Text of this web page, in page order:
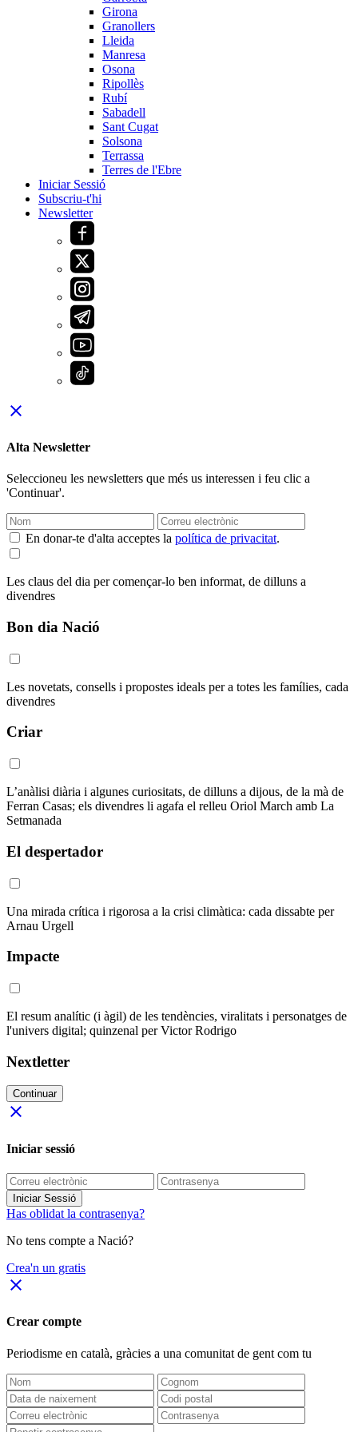
Girona
Granollers
Lleida
Manresa
Osona
Ripollès
Rubí
Sabadell
Sant Cugat
Solsona
Terrassa
Terres de l'Ebre
Iniciar Sessió
Subscriu-t'hi
Newsletter
close
Alta Newsletter
Seleccioneu les newsletters que més us interessen i feu clic a
'Continuar'.
En donar-te d'alta acceptes la política de privacitat.
Les claus del dia per començar-lo ben informat, de dilluns a
divendres
Bon dia Nació
Les novetats, consells i propostes ideals per a totes les famílies, cada
divendres
Criar
L’anàlisi diària i algunes curiositats, de dilluns a dijous, de la mà de
Ferran Casas; els divendres li agafa el relleu Oriol March amb La
Setmanada
El despertador
Una mirada crítica i rigorosa a la crisi climàtica: cada dissabte per
Arnau Urgell
Impacte
El resum analític (i àgil) de les tendències, viralitats i personatges de
l'univers digital; quinzenal per Victor Rodrigo
Nextletter
Continuar
close
Iniciar sessió
Iniciar Sessió
Has oblidat la contrasenya?
No tens compte a Nació?
Crea'n un gratis
close
Crear compte
Periodisme en català, gràcies a una comunitat de gent com tu